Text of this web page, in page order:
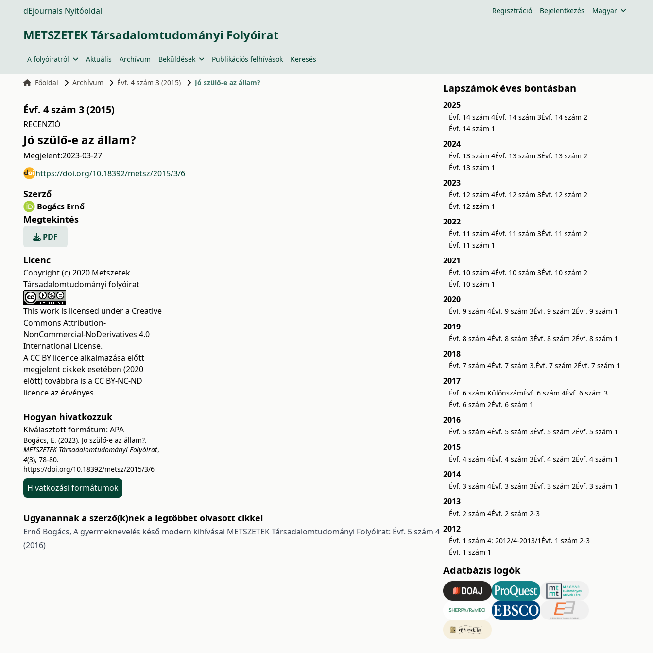
dEjournals Nyitóoldal Regisztráció Bejelentkezés Magyar
METSZETEK Társadalomtudományi Folyóirat
A folyóiratról Aktuális Archívum Beküldések Publikációs felhívások Keresés
Főoldal Archívum Évf. 4 szám 3 (2015) Jó szülő-e az állam?
Évf. 4 szám 3 (2015)
RECENZIÓ
Jó szülő-e az állam?
Megjelent:2023-03-27
https://doi.org/10.18392/metsz/2015/3/6
Szerző
Bogács Ernő
Megtekintés
PDF
Licenc
Copyright (c) 2020 Metszetek
Társadalomtudományi folyóirat
This work is licensed under a Creative
Commons Attribution-
NonCommercial-NoDerivatives 4.0
International License.
A CC BY licence alkalmazása előtt
megjelent cikkek esetében (2020
előtt) továbbra is a CC BY-NC-ND
licence az érvényes.
Hogyan hivatkozzuk
Kiválasztott formátum: APA
Bogács, E. (2023). Jó szülő-e az állam?.
METSZETEK Társadalomtudományi Folyóirat,
4(3), 78-80.
https://doi.org/10.18392/metsz/2015/3/6
Hivatkozási formátumok
Ugyanannak a szerző(k)nek a legtöbbet olvasott cikkei
Ernő Bogács, A gyermeknevelés késő modern kihívásai METSZETEK Társadalomtudományi Folyóirat: Évf. 5 szám 4
(2016)
Lapszámok éves bontásban
2025
Évf. 14 szám 4Évf. 14 szám 3Évf. 14 szám 2
Évf. 14 szám 1
2024
Évf. 13 szám 4Évf. 13 szám 3Évf. 13 szám 2
Évf. 13 szám 1
2023
Évf. 12 szám 4Évf. 12 szám 3Évf. 12 szám 2
Évf. 12 szám 1
2022
Évf. 11 szám 4Évf. 11 szám 3Évf. 11 szám 2
Évf. 11 szám 1
2021
Évf. 10 szám 4Évf. 10 szám 3Évf. 10 szám 2
Évf. 10 szám 1
2020
Évf. 9 szám 4Évf. 9 szám 3Évf. 9 szám 2Évf. 9 szám 1
2019
Évf. 8 szám 4Évf. 8 szám 3Évf. 8 szám 2Évf. 8 szám 1
2018
Évf. 7 szám 4Évf. 7 szám 3.Évf. 7 szám 2Évf. 7 szám 1
2017
Évf. 6 szám KülönszámÉvf. 6 szám 4Évf. 6 szám 3
Évf. 6 szám 2Évf. 6 szám 1
2016
Évf. 5 szám 4Évf. 5 szám 3Évf. 5 szám 2Évf. 5 szám 1
2015
Évf. 4 szám 4Évf. 4 szám 3Évf. 4 szám 2Évf. 4 szám 1
2014
Évf. 3 szám 4Évf. 3 szám 3Évf. 3 szám 2Évf. 3 szám 1
2013
Évf. 2 szám 4Évf. 2 szám 2-3
2012
Évf. 1 szám 4: 2012/4-2013/1 Évf. 1 szám 2-3
Évf. 1 szám 1
Adatbázis logók